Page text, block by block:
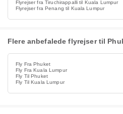
Flyrejser fra Tiruchirappalli til Kuala Lumpur
Flyrejser fra Penang til Kuala Lumpur
Flere anbefalede flyrejser til
Fly Fra Phuket
Fly Fra Kuala Lumpur
Fly Til Phuket
Fly Til Kuala Lumpur